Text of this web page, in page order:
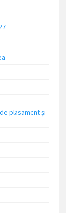
plasament și